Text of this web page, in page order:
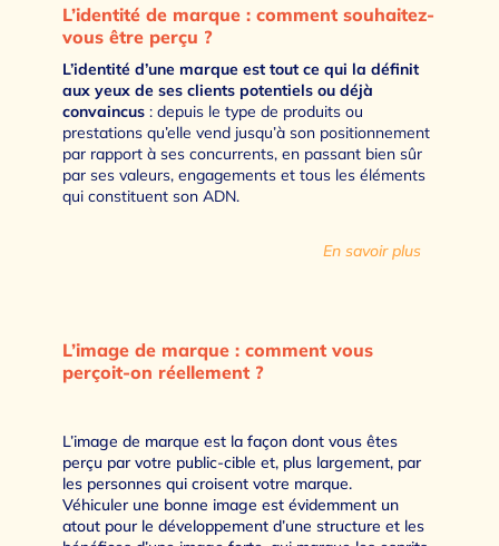
L’identité de marque : comment souhaitez-
vous être perçu ?
L’identité d’une marque est tout ce qui la définit
aux yeux de ses clients potentiels ou déjà
convaincus : depuis le type de produits ou
prestations qu’elle vend jusqu’à son positionnement
par rapport à ses concurrents, en passant bien sûr
par ses valeurs, engagements et tous les éléments
qui constituent son ADN.
En savoir plus
L’image de marque : comment vous
perçoit-on réellement ?
L’image de marque est la façon dont vous êtes
perçu par votre public-cible et, plus largement, par
les personnes qui croisent votre marque.
Véhiculer une bonne image est évidemment un
atout pour le développement d’une structure et les